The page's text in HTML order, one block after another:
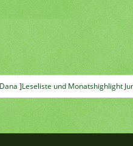
]Leseliste und Monatshighlight